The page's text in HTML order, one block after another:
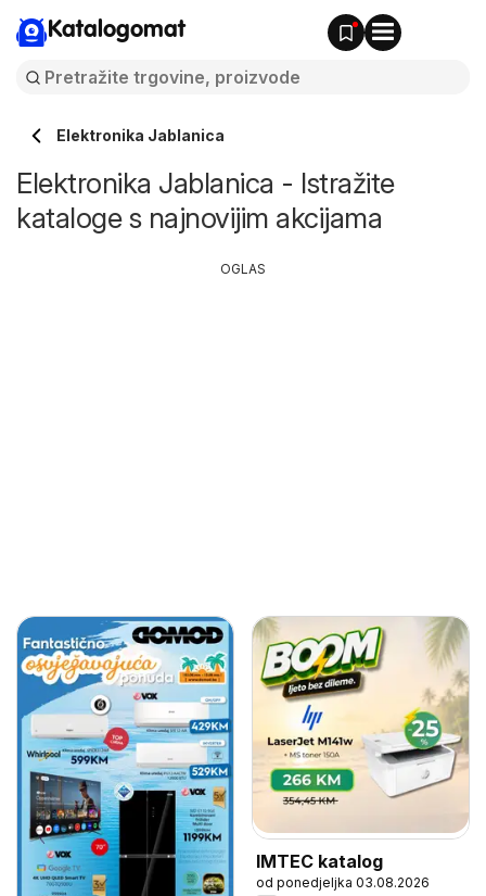
Katalogomat
Elektronika Jablanica
Elektronika Jablanica - Istražite
kataloge s najnovijim akcijama
IMTEC katalog
od ponedjeljka 03.08.2026
OGLAS